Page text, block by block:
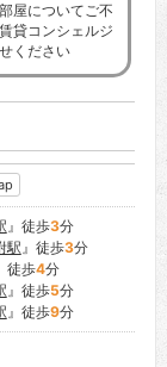
屋についてご不
貸コンシェルジ
ください
』徒歩3分
駅』徒歩3分
徒歩4分
』徒歩5分
』徒歩9分